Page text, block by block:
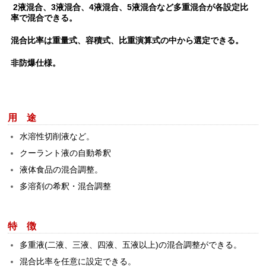
2液混合、3液混合、4液混合、5液混合など多重混合が各設定比
率で混合できる。
混合比率は重量式、容積式、比重演算式の中から選定できる。
非防爆仕様。
用 途
水溶性切削液など。
クーラント液の自動希釈
液体食品の混合調整。
多溶剤の希釈・混合調整
特 徴
多重液(二液、三液、四液、五液以上)の混合調整ができる。
混合比率を任意に設定できる。